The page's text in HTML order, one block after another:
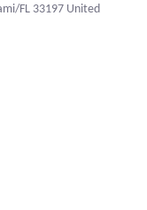
FL 33197 United